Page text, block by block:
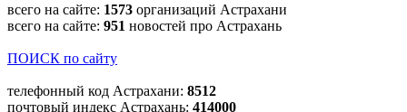
всего на сайте: 1573 организаций Астрахани
всего на сайте: 951 новостей про Астрахань
ПОИСК по сайту
телефонный код Астрахани: 8512
почтовый индекс Астрахань: 414000